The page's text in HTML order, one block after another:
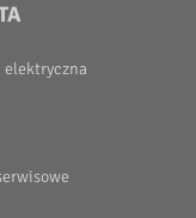
elektryczna